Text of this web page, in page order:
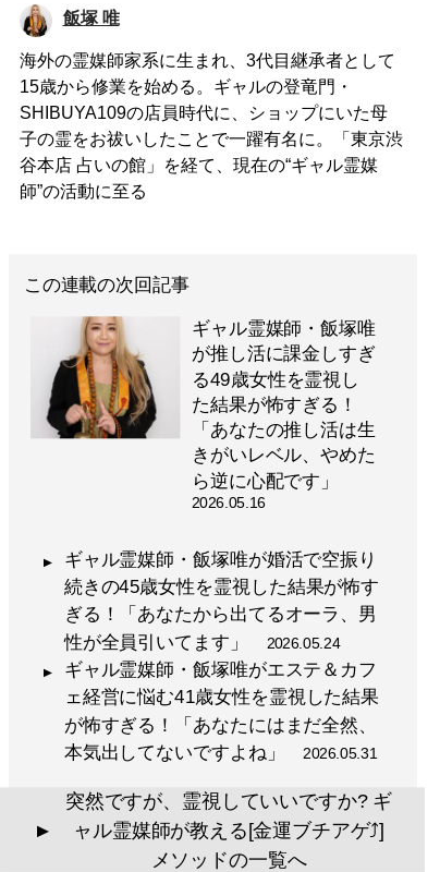
飯塚 唯
海外の霊媒師家系に生まれ、3代目継承者として
15歳から修業を始める。ギャルの登竜門・
SHIBUYA109の店員時代に、ショップにいた母
子の霊をお祓いしたことで一躍有名に。「東京渋
谷本店 占いの館」を経て、現在の“ギャル霊媒
師”の活動に至る
この連載の次回記事
ギャル霊媒師・飯塚唯
が推し活に課金しすぎ
る49歳女性を霊視し
た結果が怖すぎる！
「あなたの推し活は生
きがいレベル、やめた
ら逆に心配です」
2026.05.16
ギャル霊媒師・飯塚唯が婚活で空振り
続きの45歳女性を霊視した結果が怖す
ぎる！「あなたから出てるオーラ、男
性が全員引いてます」
2026.05.24
ギャル霊媒師・飯塚唯がエステ＆カフ
ェ経営に悩む41歳女性を霊視した結果
が怖すぎる！「あなたにはまだ全然、
本気出してないですよね」
2026.05.31
▲
突然ですが、霊視していいですか? ギ
ャル霊媒師が教える[金運ブチアゲ⤴]
メソッドの一覧へ